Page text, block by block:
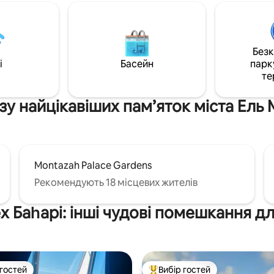
до будь-якого
для відтворення музики.
оточення з приватністю та
власної квартири.
Басейн
найцікавіших пам’яток міста
Montazah Palace Gardens
Рекомендують 18 місцевих жителів
Баһарі: інші чудові помешкання
Вибір гостей